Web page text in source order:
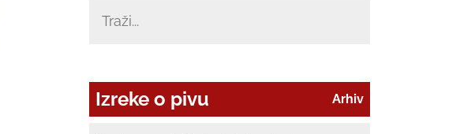
Arhiv
Izreke o pivu